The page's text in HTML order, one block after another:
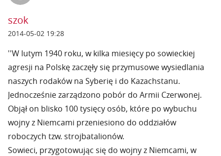
szok
2014-05-02 19:28
''W lutym 1940 roku, w kilka miesięcy po sowieckiej
agresji na Polskę zaczęły się przymusowe wysiedlania
naszych rodaków na Syberię i do Kazachstanu.
Jednocześnie zarządzono pobór do Armii Czerwonej.
Objął on blisko 100 tysięcy osób, które po wybuchu
wojny z Niemcami przeniesiono do oddziałów
roboczych tzw. strojbatalionów.
Sowieci, przygotowując się do wojny z Niemcami, w